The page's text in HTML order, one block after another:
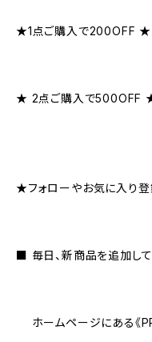
★1点ご購入で200OFF ★
★ 2点ご購入で500OFF
★フォローやお気に入り
■ 毎日、新商品を追加して
ホームページにある《